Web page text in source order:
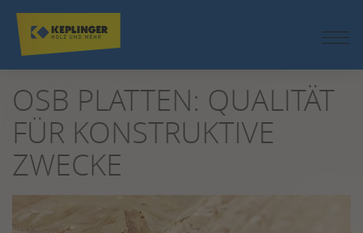
ZUM
SEITENINHALT
SPRINGEN
OSB PLATTEN: QUALITÄT
FÜR KONSTRUKTIVE
ZWECKE